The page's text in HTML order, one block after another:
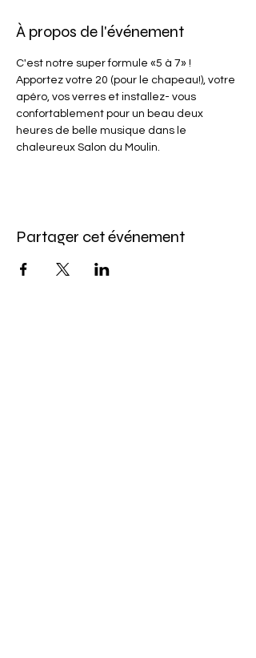
À propos de l'événement
C'est notre super formule «5 à 7» !
Apportez votre 20 (pour le chapeau!), votre
apéro, vos verres et installez- vous
confortablement pour un beau deux
heures de belle musique dans le
chaleureux Salon du Moulin.
Partager cet événement